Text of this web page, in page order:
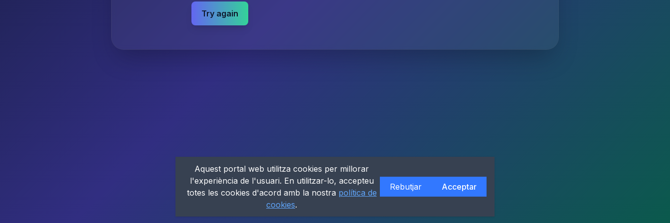
Try again
Aquest portal web utilitza cookies per millorar
l'experiència de l'usuari. En utilitzar-lo, accepteu
totes les cookies d'acord amb la nostra política de
cookies.
Rebutjar Acceptar